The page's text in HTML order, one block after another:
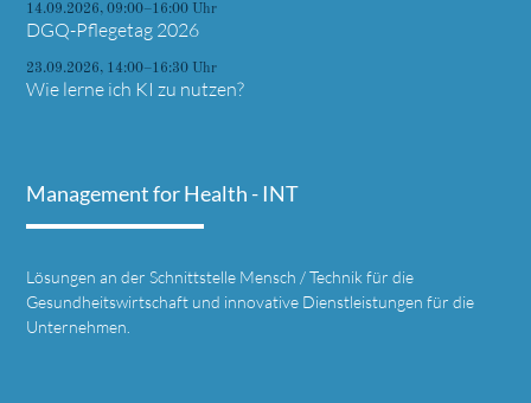
14.09.2026, 09:00–16:00 Uhr
DGQ-Pflegetag 2026
23.09.2026, 14:00–16:30 Uhr
Wie lerne ich KI zu nutzen?
Management for Health - INT
Lösungen an der Schnittstelle Mensch / Technik für die
Gesundheitswirtschaft und innovative Dienstleistungen für die
Unternehmen.